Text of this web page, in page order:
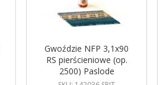
Gwoździe NFP 3,1x90
RS pierścieniowe (op.
2500) Paslode